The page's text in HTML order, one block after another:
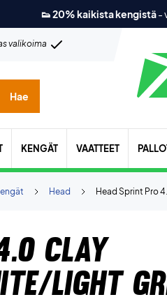
👟 20% kaikista kengistä-
valikoima
Hae
KENGÄT VAATTEET
Head Sprint Pro
Head
Clay
Light